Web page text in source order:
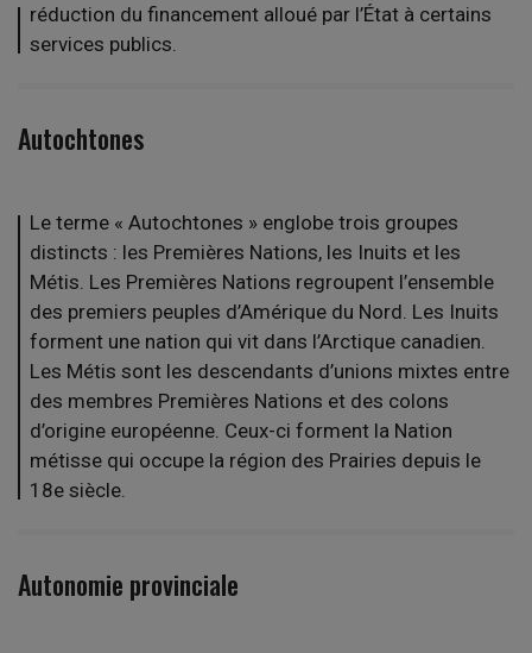
réduction du financement alloué par l’État à certains
services publics.
Autochtones
Le terme « Autochtones » englobe trois groupes
distincts : les Premières Nations, les Inuits et les
Métis. Les Premières Nations regroupent l’ensemble
des premiers peuples d’Amérique du Nord. Les Inuits
forment une nation qui vit dans l’Arctique canadien.
Les Métis sont les descendants d’unions mixtes entre
des membres Premières Nations et des colons
d’origine européenne. Ceux-ci forment la Nation
métisse qui occupe la région des Prairies depuis le
18e siècle.
Autonomie provinciale